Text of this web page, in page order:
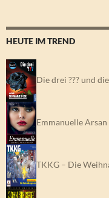
HEUTE IM TREND
Die drei ??? und
Emmanuelle
TKKG – Die